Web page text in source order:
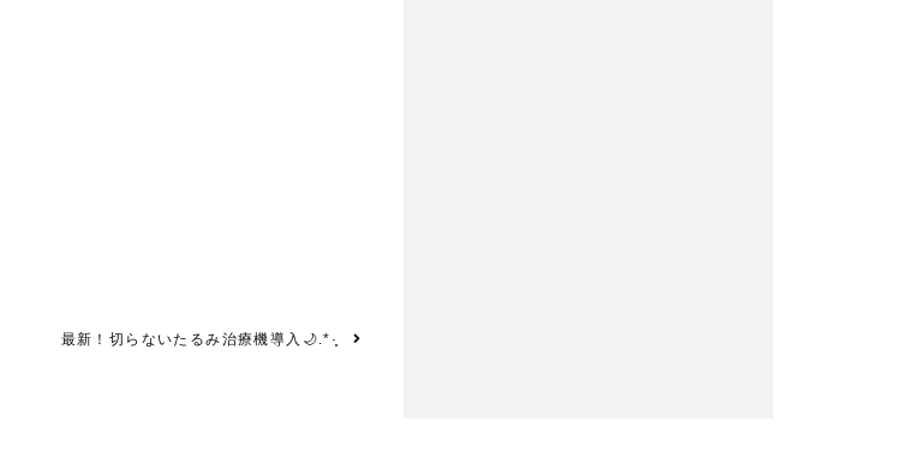
最新！切らないたるみ治療機導入🌙.*·̩͙